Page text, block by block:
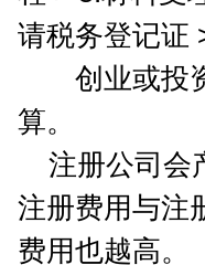
请税务登记证
创业或投
算。
注册公司会
注册费用与注
费用也越高。